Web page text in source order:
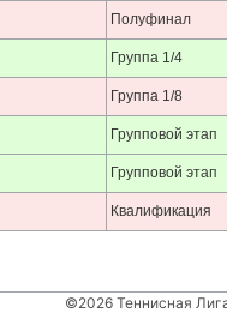
Полуфинал
Группа 1/4
Группа 1/8
Групповой этап
Групповой этап
Квалификация
©2026 Теннисная